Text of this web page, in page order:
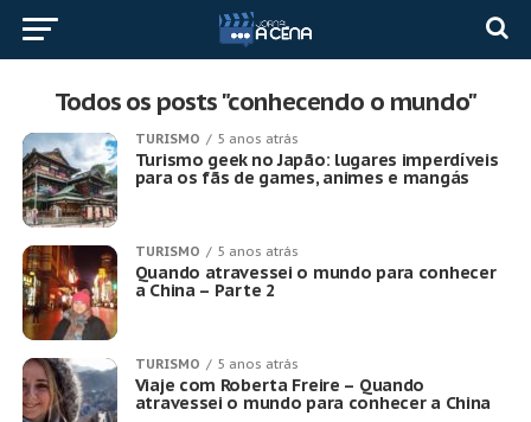
Todos os posts "conhecendo o mundo"
TURISMO 5 anos atrás
Turismo geek no Japão: lugares imperdíveis
para os fãs de games, animes e mangás
TURISMO 5 anos atrás
Quando atravessei o mundo para conhecer
a China – Parte 2
TURISMO 5 anos atrás
Viaje com Roberta Freire – Quando
atravessei o mundo para conhecer a China